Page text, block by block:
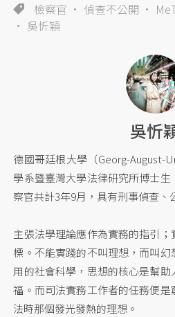
檢察官 偵查不公開
吳忻穎
吳忻
德國哥廷根大學（Georg-August-
學系暨臺灣大學法律研究所博士
察官共計3年9月，具有刑事偵查、
主張法學理論應作為實務的指引
標。不能實踐的不叫理想，而叫
用的社會科學，思想的核心是幫
福。而司法實務工作者的任務便
法時那個發光發熱的理想。